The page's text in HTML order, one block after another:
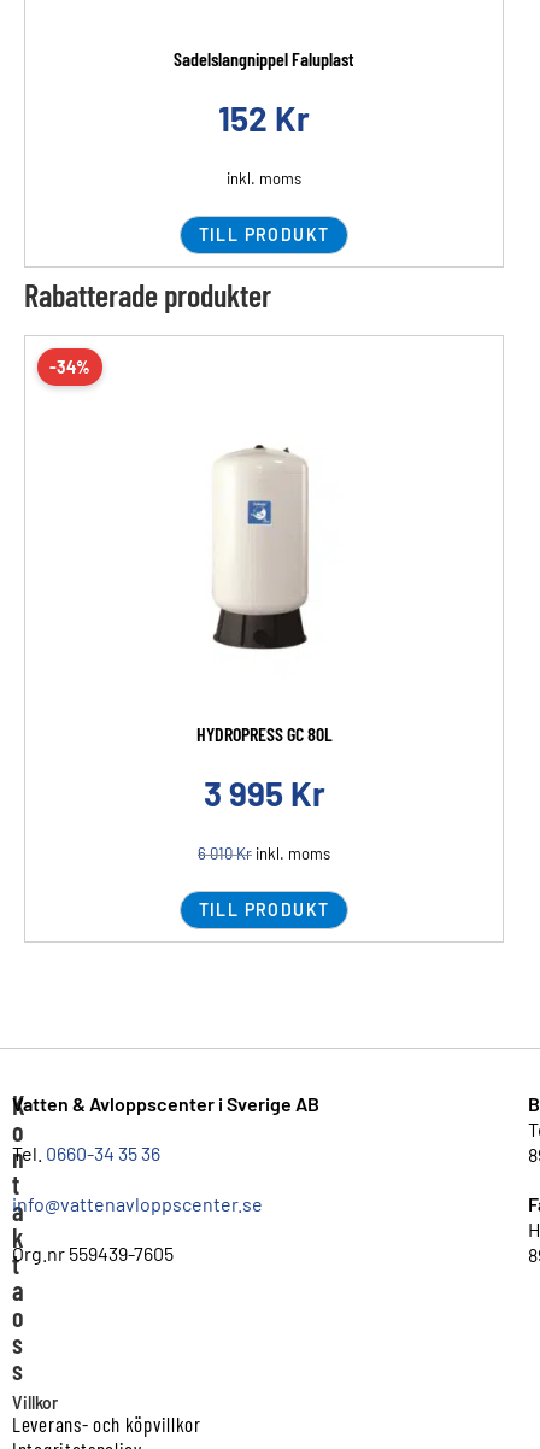
Sadelslangnippel Faluplast
152 Kr
inkl. moms
TILL PRODUKT
Rabatterade produkter
-34%
HYDROPRESS GC 80L
3 995 Kr
6 010Kr inkl. moms
TILL PRODUKT
K
o
n
t
a
k
t
a
o
s
s
Vatten & Avloppscenter i Sverige AB
Tel. 0660-34 35 36
info@vattenavloppscenter.se
Org.nr 559439-7605
Villkor
Leverans- och köpvillkor